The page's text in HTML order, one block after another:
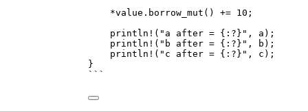
*value.borrow_mut() += 10;
println!("a after = {:?}", a);
println!("b after = {:?}", b);
println!("c after = {:?}", c);
}
```